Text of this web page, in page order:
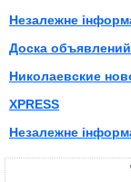
Незалежне
Доска объявлений
Николаевские
XPRESS
Незалежне